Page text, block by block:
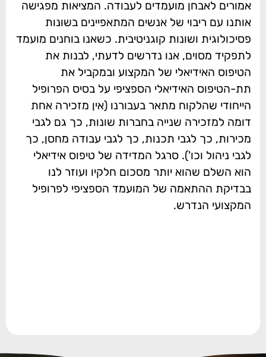
אמורים לאבחן מועמדים לעבודה. המציאות מפגישה
אותנו עם ריבוי של אנשים המתאפיינים בשונות
פסיכולוגית ושונות קוגניטיבית. כשאנו בוחנים מועמד
לתפקיד מסוים, אנו נדרשים לדעתי, לבנות את
הטיפוס האידיאלי של המקצוע ובמקביל את
תת-הטיפוס האידיאלי הספציפי על בסיס הפרופיל
הייחודי שהלקוח מתאר בעבורנו (אין מזכירה אחת
דומה למזכירה שנייה בחברות שונות, כך גם לגבי
מכירות, כך לגבי תכנות, כך לגבי עבודה מחסן, כך
לגבי ניהול וכו'). סרגל המדידה של טיפוס אידיאלי
הוא השלם שהוא יותר מסכום חלקיו ועוזר לנו
בבדיקת ההתאמה של המועמד הספציפי לפרופיל
המקצועי הנדרש.